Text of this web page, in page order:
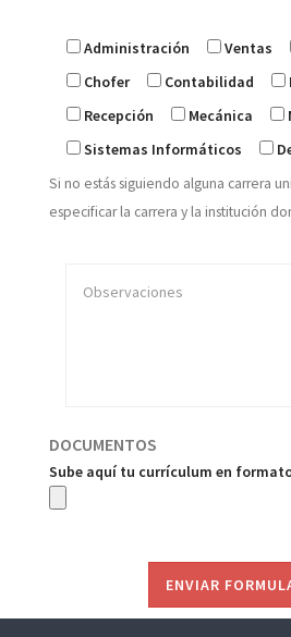
Administración Ventas
Chofer
Contabilidad
Recepción
Mecánica
Sistemas Informáticos
Si no estás siguiendo alguna carrera
especificar la carrera y la institución
DOCUMENTOS
Sube aquí tu currículum en
ENVIAR